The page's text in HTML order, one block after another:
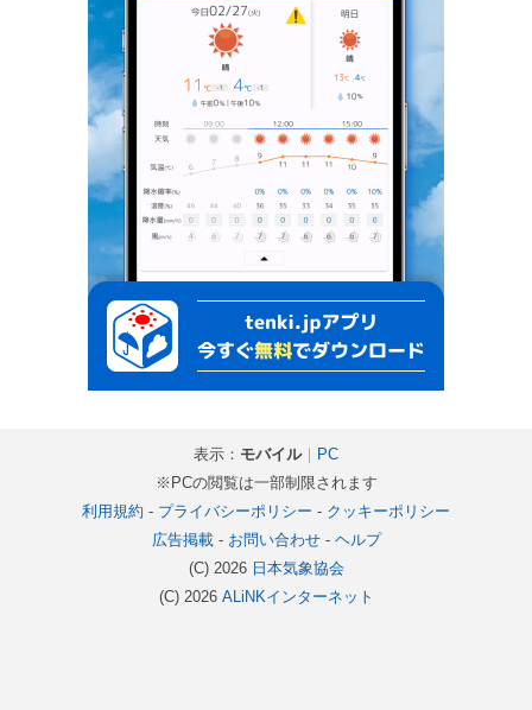
表示： モバイル｜ PC
※PCの閲覧は一部制限されます
利用規約 - プライバシーポリシー - クッキーポリシー
広告掲載- お問い合わせ- ヘルプ
(C) 2026 日本気象協会
(C) 2026 ALiNKインターネット